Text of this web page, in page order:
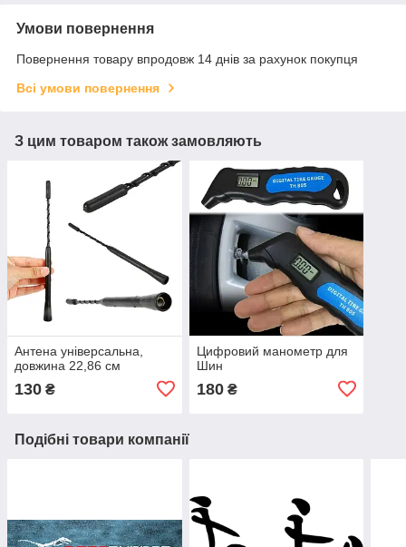
Умови повернення
Повернення товару впродовж 14 днів за рахунок покупця
Всі умови повернення
З цим товаром також замовляють
Антена універсальна,
довжина 22,86 см
130 ₴
Цифровий манометр для
Шин
180₴
Подібні товари компанії